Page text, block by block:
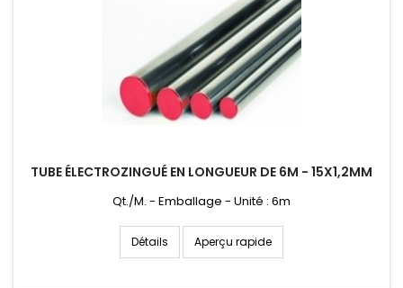
TUBE ÉLECTROZINGUÉ EN LONGUEUR DE 6M - 15X1,2MM
Qt./M. - Emballage - Unité : 6m
Détails Aperçu rapide